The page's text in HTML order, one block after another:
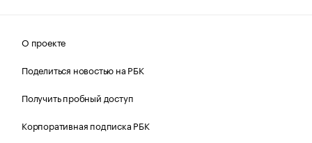
О проекте
Поделиться новостью на РБК
Получить пробный доступ
Корпоративная подписка РБК